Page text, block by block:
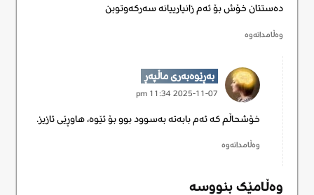
دەستتان خۆش بۆ ئەم زانیارییانە سەرکەوتوبن
وەڵامدانەوە
بەڕێوەبەری ماڵپەڕ
2025-11-07 11:34 pm
خۆشحاڵم کە ئەم بابەتە بەسوود بوو بۆ ئێوە، هاوڕێی ئازیز.
وەڵامدانەوە
وەڵامێک بنووسە